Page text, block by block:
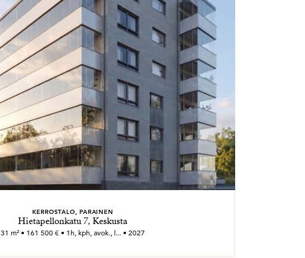
KERROSTALO, PARAINEN
Hietapellonkatu 7, Keskusta
31 m² • 161 500 € • 1h, kph, avok., l... • 2027